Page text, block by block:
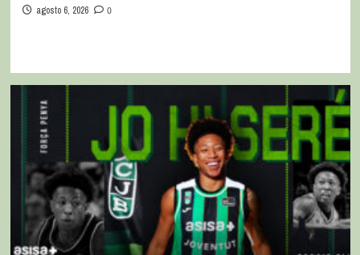
agosto 6, 2026 0